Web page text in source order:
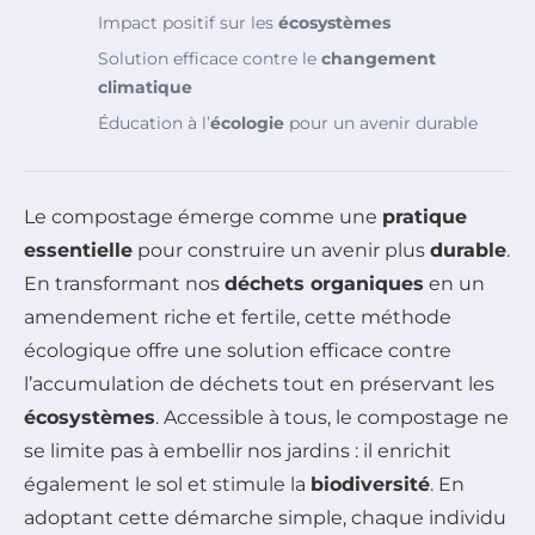
Impact positif sur les écosystèmes
Solution efficace contre le changement
climatique
Éducation à l’écologie pour un avenir durable
Le compostage émerge comme une pratique
essentielle pour construire un avenir plus durable.
En transformant nos déchets organiques en un
amendement riche et fertile, cette méthode
écologique offre une solution efficace contre
l’accumulation de déchets tout en préservant les
écosystèmes. Accessible à tous, le compostage ne
se limite pas à embellir nos jardins : il enrichit
également le sol et stimule la biodiversité. En
adoptant cette démarche simple, chaque individu